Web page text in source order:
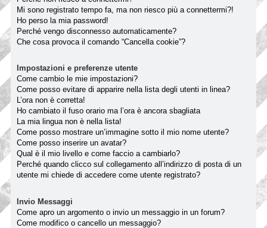
Mi sono registrato tempo fa, ma non riesco più a connettermi?!
Ho perso la mia password!
Perché vengo disconnesso automaticamente?
Che cosa provoca il comando “Cancella cookie”?
Impostazioni e preferenze utente
Come cambio le mie impostazioni?
Come posso evitare di apparire nella lista degli utenti in linea?
L’ora non è corretta!
Ho cambiato il fuso orario ma l’ora è ancora sbagliata
La mia lingua non è nella lista!
Come posso mostrare un’immagine sotto il mio nome utente?
Come posso inserire un avatar?
Qual è il mio livello e come faccio a cambiarlo?
Perché quando clicco sul collegamento all’indirizzo di posta di un
utente mi chiede di accedere come utente registrato?
Invio Messaggi
Come apro un argomento o invio un messaggio in un forum?
Come modifico o cancello un messaggio?